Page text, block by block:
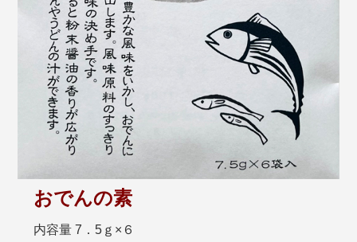
おでんの素
内容量 7．5ｇ×６